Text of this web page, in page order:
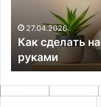
руками
27.04.2026
Как сделать
руками